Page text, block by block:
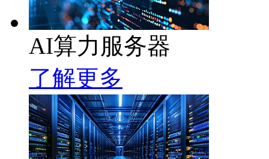
AI算力服务器
了解更多